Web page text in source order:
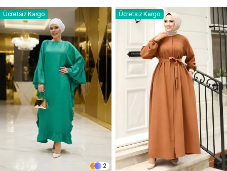
Ücretsiz Kargo
2
Ücretsiz Kargo